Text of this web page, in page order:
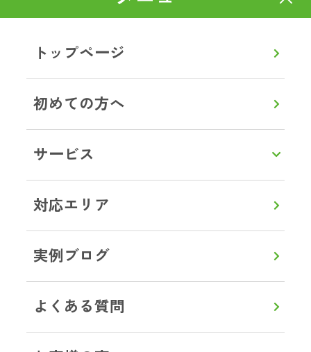
トップページ
初めての方へ
サービス
対応エリア
実例ブログ
よくある質問
通話無料8:00～20:00 【年中無休】
0120-357-664
通話無料8:00～20:00